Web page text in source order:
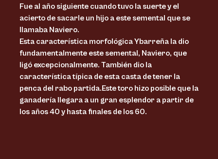
Fue al año siguiente cuando tuvo la suerte y el
acierto de sacarle un hijo a este semental que se
llamaba Naviero.
Esta característica morfológica Ybarreña la dio
fundamentalmente este semental, Naviero, que
ligó excepcionalmente. También dio la
característica típica de esta casta de tener la
penca del rabo partida.Este toro hizo posible que la
ganadería llegara a un gran esplendor a partir de
los años 40 y hasta finales de los 60.